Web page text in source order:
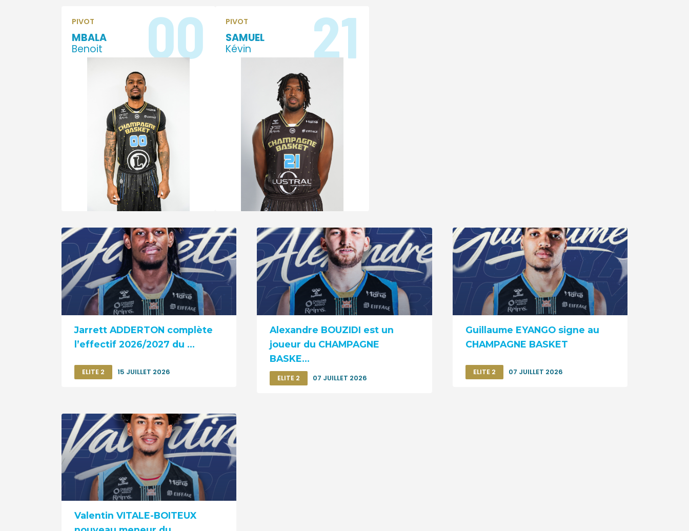
PIVOT
MBALA
Benoit
00 PIVOT
SAMUEL
Kévin
21
Jarrett ADDERTON complète
l’effectif 2026/2027 du ...
ELITE 2 15 JUILLET 2026
Alexandre BOUZIDI est un
joueur du CHAMPAGNE
BASKE...
ELITE 2 07 JUILLET 2026
Guillaume EYANGO signe au
CHAMPAGNE BASKET
ELITE 2 07 JUILLET 2026
Valentin VITALE-BOITEUX